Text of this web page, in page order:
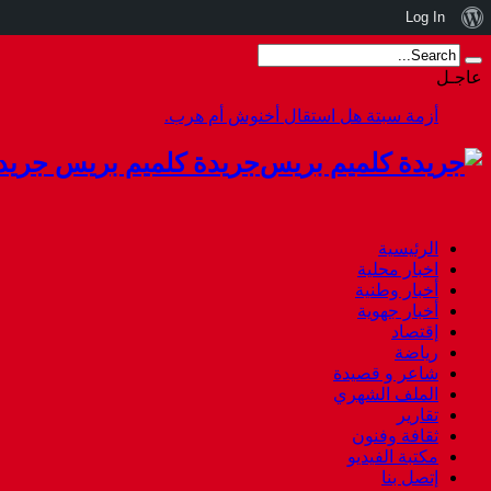
عاجـل
أزمة سبتة هل استقال أخنوش أم هرب.
جريدة كلميم بريس
الرئيسية
اخبار محلية
أخبار وطنية
أخبار جهوية
إقتصاد
رياضة
شاعر و قصيدة
الملف الشهري
تقارير
ثقافة وفنون
مكتبة الفيديو
إتصل بنا
نبذة
عن
ووردبريس
Log In